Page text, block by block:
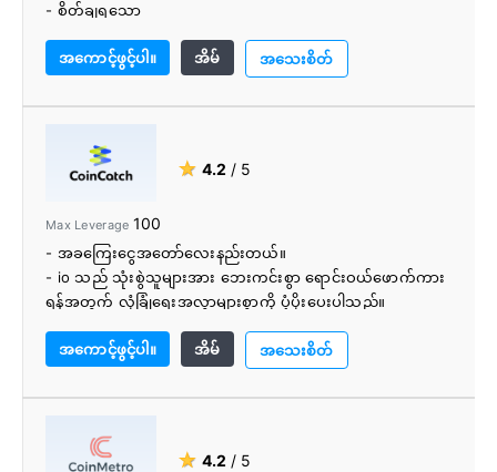
- စိတ်ချရသော
- 24/7 ပံ့ပိုးမှု
- ဘာသာစကားပေါင်းစုံ ပံ့ပိုးမှု
- cryptocurrencies ၏ကျယ်ပြန့်ရွေးချယ်မှု
အကောင့်ဖွင့်ပါ။ အိမ် အသေးစိတ်
★ 4.2 / 5
Max Leverage 100
- အခကြေးငွေအတော်လေးနည်းတယ်။
- io သည် သုံးစွဲသူများအား ဘေးကင်းစွာ ရောင်းဝယ်ဖောက်ကား
ရန်အတွက် လုံခြုံရေးအလွှာများစွာကို ပံ့ပိုးပေးပါသည်။
crypto ရန်ပုံငွေများကို ကာကွယ်ပေးသည်။
- ပုံးဆိုင်များသာရှိသော လဲလှယ်မှုများစွာနှင့်မတူဘဲ မှတ်ပုံတင်
ထားသော cryptocurrency လဲလှယ်မှု။
ကုန်သွယ်မှုအတွက် cryptocurrencies ပိုများစေသည်။
အကောင့်ဖွင့်ပါ။ အိမ် အသေးစိတ်
★ 4.2 / 5